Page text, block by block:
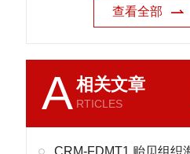
查看全部
A相关文章
RTICLES
CRM-FDMT1 贻贝组织